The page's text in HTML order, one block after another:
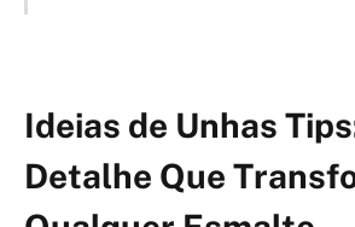
Ideias de Unhas
Detalhe Que